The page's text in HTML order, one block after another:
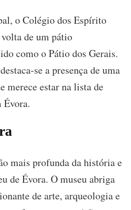
o Colégio dos Espírito
de um pátio
como o Pátio dos Gerais.
se a presença de uma
merece estar na lista de
Évora.
mais profunda da história e
de Évora. O museu abriga
de arte, arqueologia e